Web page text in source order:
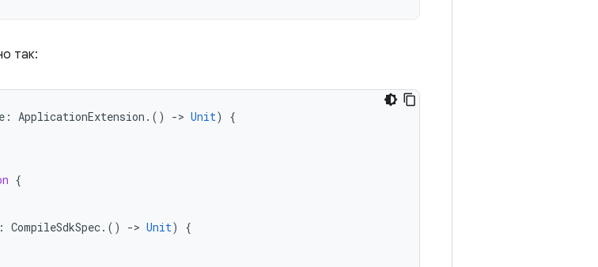
так:
: ApplicationExtension .() -> Unit)
{
{
: CompileSdkSpec.() -> Unit)
{